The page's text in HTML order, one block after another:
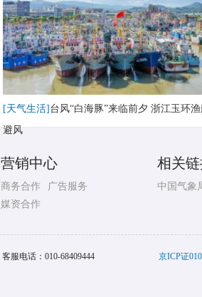
[天气生活] 台风“白海豚”来临前夕 浙江玉环
避风
营销中心
商务合作
广告服务
媒资合作
相关
中国气象
客服电话： 010-68409444 京ICP证